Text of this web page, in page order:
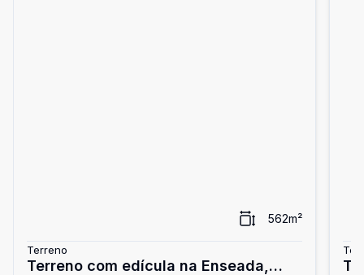
562m²
Terreno
Terreno com edícula na Enseada,